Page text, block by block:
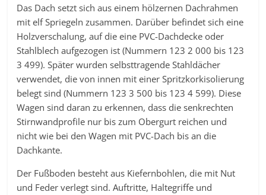
Das Dach setzt sich aus einem hölzernen Dachrahmen
mit elf Spriegeln zusammen. Darüber befindet sich eine
Holzverschalung, auf die eine PVC-Dachdecke oder
Stahlblech aufgezogen ist (Nummern 123 2 000 bis 123
3 499). Später wurden selbsttragende Stahldächer
verwendet, die von innen mit einer Spritzkorkisolierung
belegt sind (Nummern 123 3 500 bis 123 4 599). Diese
Wagen sind daran zu erkennen, dass die senkrechten
Stirnwandprofile nur bis zum Obergurt reichen und
nicht wie bei den Wagen mit PVC-Dach bis an die
Dachkante.
Der Fußboden besteht aus Kiefernbohlen, die mit Nut
und Feder verlegt sind. Auftritte, Haltegriffe und